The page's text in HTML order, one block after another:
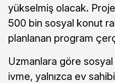
yükselmiş olacak.
500 bin sosyal konut
planlanan program
Uzmanlara göre
ivme, yalnızca ev